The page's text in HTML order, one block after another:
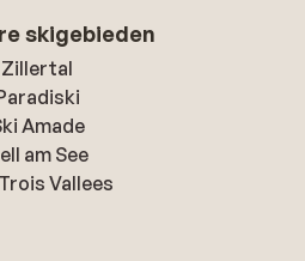
skigebieden
Zillertal
Amade
am See
Vallees